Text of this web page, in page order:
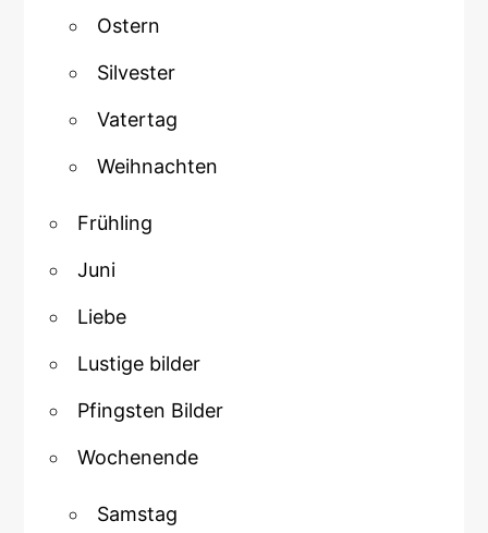
Ostern
Silvester
Vatertag
Weihnachten
Frühling
Juni
Liebe
Lustige bilder
Pfingsten Bilder
Wochenende
Samstag